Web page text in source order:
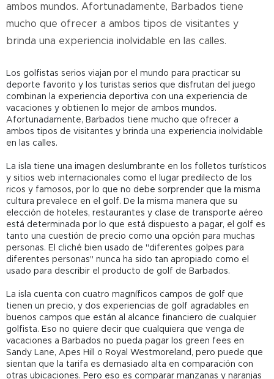
ambos mundos. Afortunadamente, Barbados tiene
mucho que ofrecer a ambos tipos de visitantes y
brinda una experiencia inolvidable en las calles.
Los golfistas serios viajan por el mundo para practicar su
deporte favorito y los turistas serios que disfrutan del juego
combinan la experiencia deportiva con una experiencia de
vacaciones y obtienen lo mejor de ambos mundos.
Afortunadamente, Barbados tiene mucho que ofrecer a
ambos tipos de visitantes y brinda una experiencia inolvidable
en las calles.
La isla tiene una imagen deslumbrante en los folletos turísticos
y sitios web internacionales como el lugar predilecto de los
ricos y famosos, por lo que no debe sorprender que la misma
cultura prevalece en el golf. De la misma manera que su
elección de hoteles, restaurantes y clase de transporte aéreo
está determinada por lo que está dispuesto a pagar, el golf es
tanto una cuestión de precio como una opción para muchas
personas. El cliché bien usado de "diferentes golpes para
diferentes personas" nunca ha sido tan apropiado como el
usado para describir el producto de golf de Barbados.
La isla cuenta con cuatro magníficos campos de golf que
tienen un precio, y dos experiencias de golf agradables en
buenos campos que están al alcance financiero de cualquier
golfista. Eso no quiere decir que cualquiera que venga de
vacaciones a Barbados no pueda pagar los green fees en
Sandy Lane, Apes Hill o Royal Westmoreland, pero puede que
sientan que la tarifa es demasiado alta en comparación con
otras ubicaciones. Pero eso es comparar manzanas y naranjas